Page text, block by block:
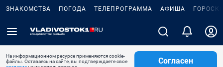
ЗНАКОМСТВА ПОГОДА ТЕЛЕПРОГРАММА АФИША
На информационном ресурсе применяются cookie-
файлы. Оставаясь на сайте, вы подтверждаете свое
Согласен